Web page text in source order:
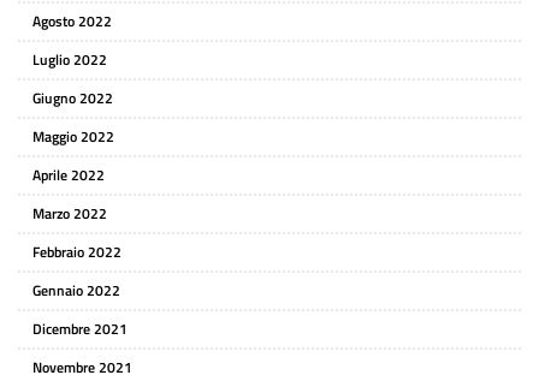
Agosto 2022
Luglio 2022
Giugno 2022
Maggio 2022
Aprile 2022
Marzo 2022
Febbraio 2022
Gennaio 2022
Dicembre 2021
Novembre 2021